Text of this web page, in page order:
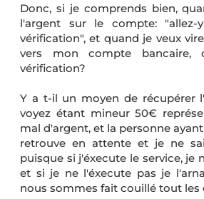
Donc, si je comprends bien,
l'argent sur le compte: "allez-
vérification", et quand je veux
vers mon compte bancaire,
vérification?
Y a t-il un moyen de récupérer
voyez étant mineur 50€
mal d'argent, et la personne
retrouve en attente et je ne
puisque si j'éxecute le service, je
et si je ne l'éxecute pas je
nous sommes fait couillé tout les